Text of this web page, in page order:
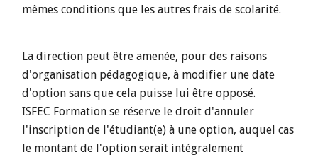
mêmes conditions que les autres frais de scolarité.
La direction peut être amenée, pour des raisons
d'organisation pédagogique, à modifier une date
d'option sans que cela puisse lui être opposé.
ISFEC Formation se réserve le droit d'annuler
l'inscription de l'étudiant(e) à une option, auquel cas
le montant de l'option serait intégralement